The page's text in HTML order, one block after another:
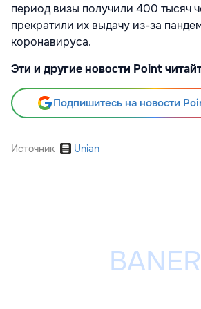
период визы получили 400 тысяч
прекратили их выдачу из-за
коронавируса.
Эти и другие новости Point
Подпишитесь на новости
Источник Unian